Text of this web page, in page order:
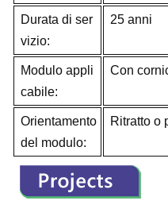
Durata di ser
vizio:
25 anni
Modulo appli
cabile:
Con
Orientamento
del modulo:
Ritratto o